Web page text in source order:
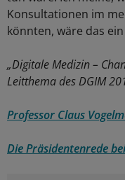
Konsultationen im
könnten, wäre das
„Digitale Medizin –
Leitthema des DGIM
Professor Claus
Die Präsidentenrede